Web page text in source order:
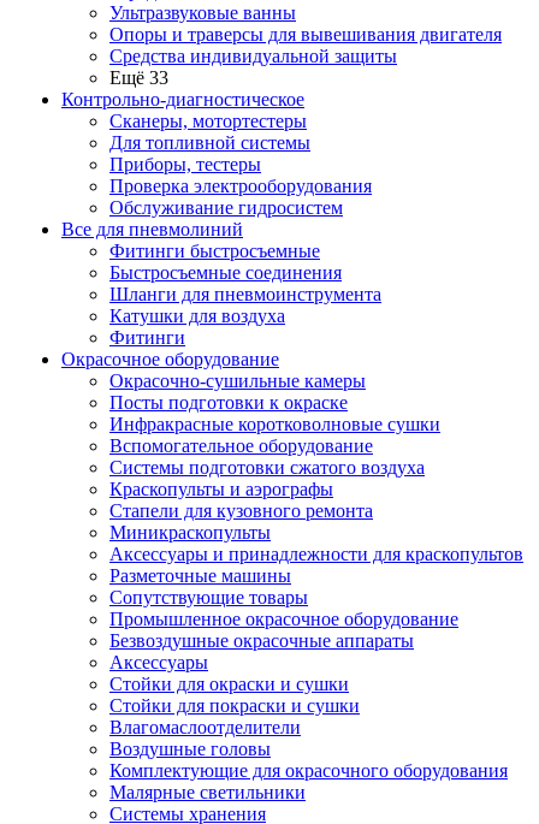
Ультразвуковые ванны
Опоры и траверсы для вывешивания двигателя
Средства индивидуальной защиты
Ещё 33
Контрольно-диагностическое
Сканеры, мотортестеры
Для топливной системы
Приборы, тестеры
Проверка электрооборудования
Обслуживание гидросистем
Все для пневмолиний
Фитинги быстросъемные
Быстросъемные соединения
Шланги для пневмоинструмента
Катушки для воздуха
Фитинги
Окрасочное оборудование
Окрасочно-сушильные камеры
Посты подготовки к окраске
Инфракрасные коротковолновые сушки
Вспомогательное оборудование
Системы подготовки сжатого воздуха
Краскопульты и аэрографы
Стапели для кузовного ремонта
Миникраскопульты
Аксессуары и принадлежности для краскопультов
Разметочные машины
Сопутствующие товары
Промышленное окрасочное оборудование
Безвоздушные окрасочные аппараты
Аксессуары
Стойки для окраски и сушки
Стойки для покраски и сушки
Влагомаслоотделители
Воздушные головы
Комплектующие для окрасочного оборудования
Малярные светильники
Системы хранения